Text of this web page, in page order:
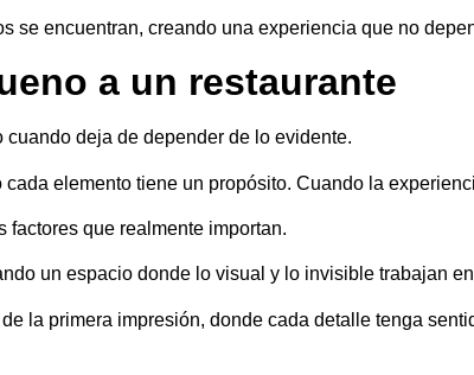
se encuentran, creando una experiencia que no
a un restaurante
cuando deja de depender de lo evidente.
elemento tiene un propósito. Cuando la
factores que realmente importan.
un espacio donde lo visual y lo invisible trabajan
la primera impresión, donde cada detalle tenga